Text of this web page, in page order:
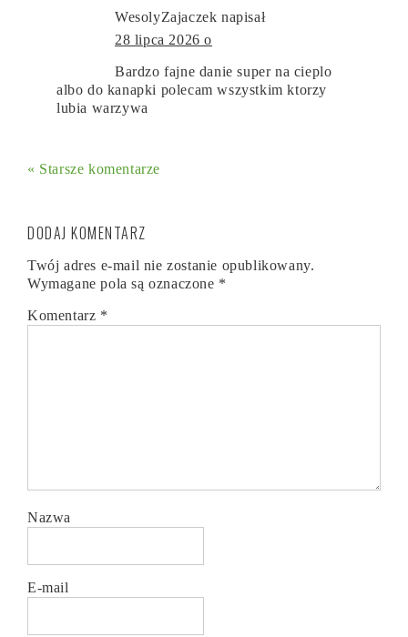
WesolyZajaczek napisał
28 lipca 2026 o
Bardzo fajne danie super na cieplo
albo do kanapki polecam wszystkim ktorzy
lubia warzywa
« Starsze komentarze
DODAJ KOMENTARZ
Twój adres e-mail nie zostanie opublikowany.
Wymagane pola są oznaczone *
Komentarz *
Nazwa
E-mail